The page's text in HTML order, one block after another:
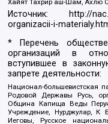
Хайят Тахрир аш-Шам, Ахлю
Источник:
http://
organizacii-i-
* Перечень
организаций в
вступившее в
запрете деятельности:
Национал-большевистская
Родовой Державы Русь,
Община Капища Веды
Учреждение, Нурджулар, К
Иеговы, Русское